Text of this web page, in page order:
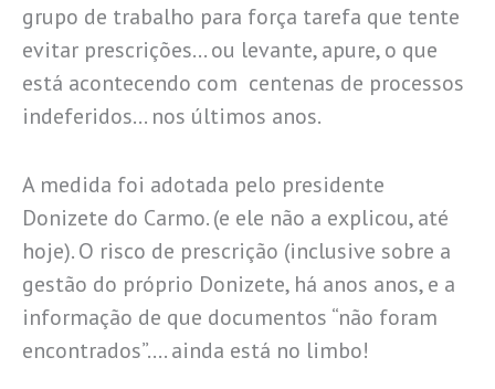
grupo de trabalho para força tarefa que tente
evitar prescrições… ou levante, apure, o que
está acontecendo com centenas de processos
indeferidos… nos últimos anos.
A medida foi adotada pelo presidente
Donizete do Carmo. (e ele não a explicou, até
hoje). O risco de prescrição (inclusive sobre a
gestão do próprio Donizete, há anos anos, e a
informação de que documentos “não foram
encontrados”…. ainda está no limbo!